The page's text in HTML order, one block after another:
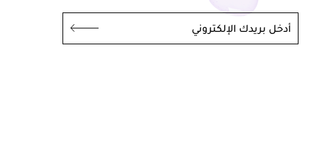
أدخل بريدك الإلكتروني